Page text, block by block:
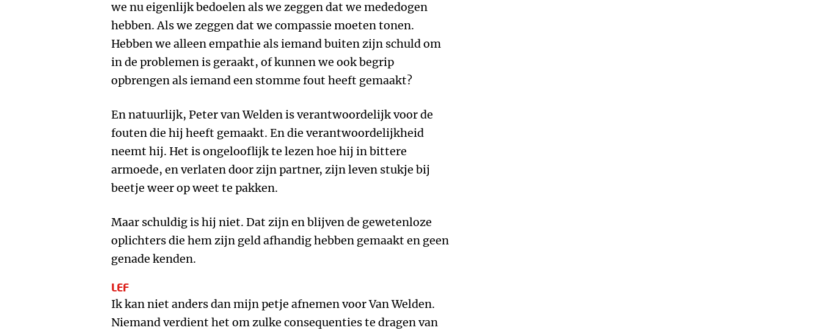
we nu eigenlijk bedoelen als we zeggen dat we mededogen
hebben. Als we zeggen dat we compassie moeten tonen.
Hebben we alleen empathie als iemand buiten zijn schuld om
in de problemen is geraakt, of kunnen we ook begrip
opbrengen als iemand een stomme fout heeft gemaakt?
En natuurlijk, Peter van Welden is verantwoordelijk voor de
fouten die hij heeft gemaakt. En die verantwoordelijkheid
neemt hij. Het is ongelooflijk te lezen hoe hij in bittere
armoede, en verlaten door zijn partner, zijn leven stukje bij
beetje weer op weet te pakken.
Maar schuldig is hij niet. Dat zijn en blijven de gewetenloze
oplichters die hem zijn geld afhandig hebben gemaakt en geen
genade kenden.
LEF
Ik kan niet anders dan mijn petje afnemen voor Van Welden.
Niemand verdient het om zulke consequenties te dragen van